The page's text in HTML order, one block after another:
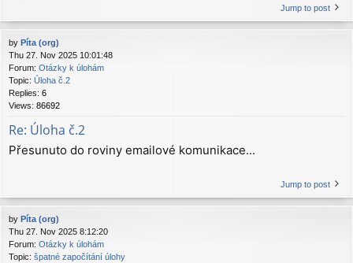
Jump to post
by Píta (org)
Thu 27. Nov 2025 10:01:48
Forum: Otázky k úlohám
Topic: Úloha č.2
Replies: 6
Views: 86692
Re: Úloha č.2
Přesunuto do roviny emailové komunikace...
Jump to post
by Píta (org)
Thu 27. Nov 2025 8:12:20
Forum: Otázky k úlohám
Topic: špatné započítání úlohy